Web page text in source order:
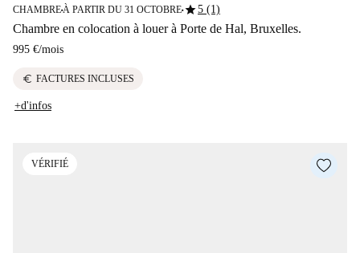
CHAMBRE■À PARTIR DU 31 OCTOBRE■star5 (1)
Chambre en colocation à louer à Porte de Hal, Bruxelles.
995 €/mois
euro FACTURES INCLUSES
+d'infos
VÉRIFIÉ